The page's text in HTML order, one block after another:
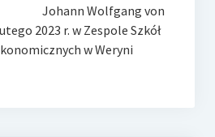
Wolfgang von
2023 r. w Zespole Szkół
w Weryni